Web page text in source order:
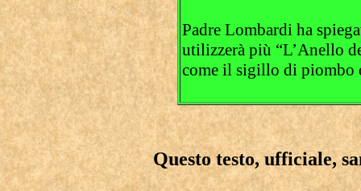
Padre Lombardi ha
utilizzerà più “L’Anello
come il sigillo di piombo
Questo testo, ufficiale,